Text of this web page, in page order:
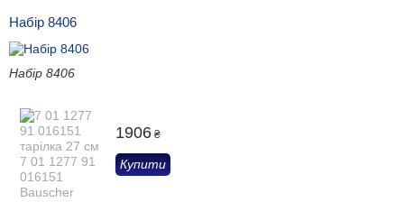
Набір 8406
Набір 8406
1906 ₴
Купити